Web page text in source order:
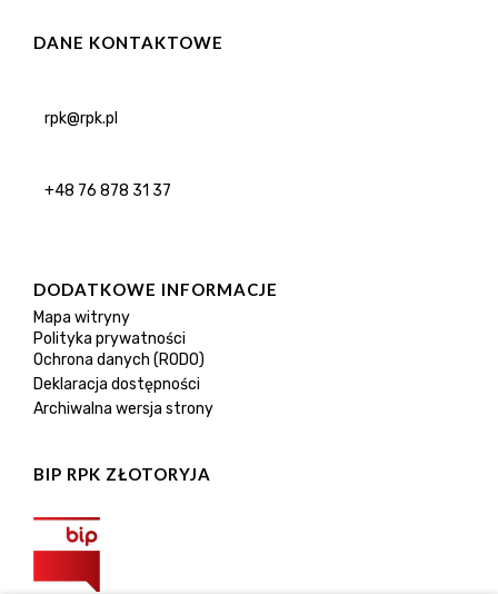
DANE KONTAKTOWE
rpk@rpk.pl
+48 76 878 31 37
DODATKOWE INFORMACJE
Mapa witryny
Polityka prywatności
Ochrona danych (RODO)
Deklaracja dostępności
Archiwalna wersja strony
BIP RPK ZŁOTORYJA